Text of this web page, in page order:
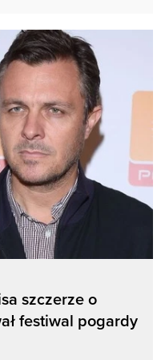
szczerze o
festiwal pogardy